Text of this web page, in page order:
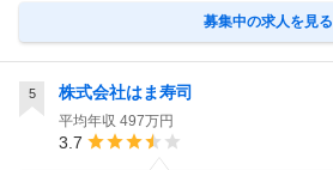
募集中の求人を見る
5 株式会社はま寿司
平均年収 497万円
3.7